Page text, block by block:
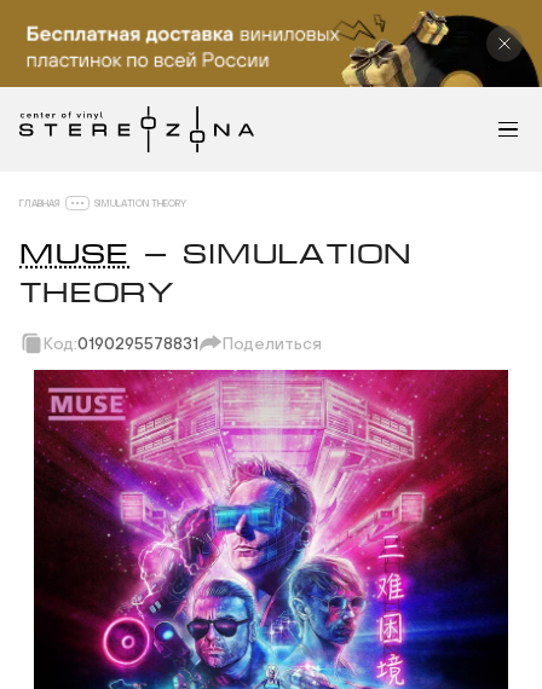
ГЛАВНАЯ SIMULATION THEORY
MUSE — SIMULATION
THEORY
Код:0190295578831 Поделиться
Скопировать ссылку
Вотсап
Телеграм
Макс
ВКонтакте
Одноклассники